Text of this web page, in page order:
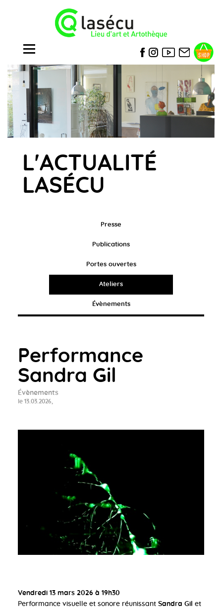
L'ACTUALITÉ
LASÉCU
Presse
Publications
Portes ouvertes
Ateliers
Évènements
Performance
Sandra Gil
Évènements
le 13.03.2026,
Vendredi 13 mars 2026 à 19h30
Performance visuelle et sonore réunissant Sandra Gil et